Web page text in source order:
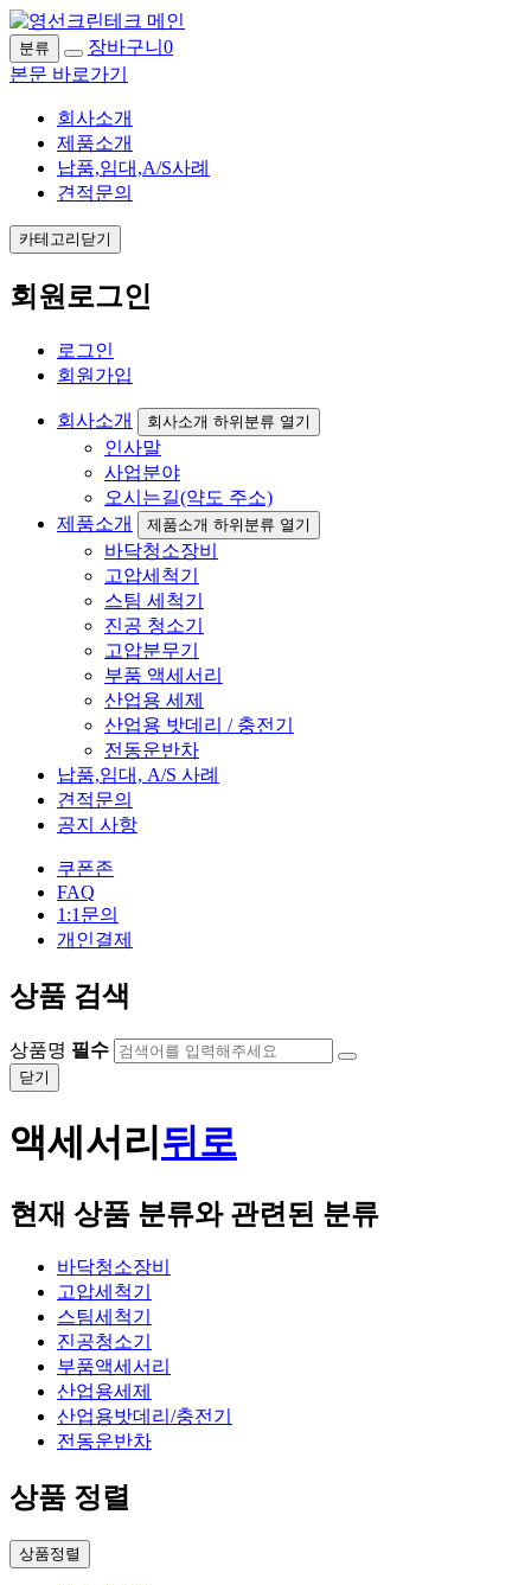
분류 장바구니 0
본문 바로가기
회사소개
제품소개
납품,임대,A/S사례
견적문의
카테고리닫기
회원로그인
로그인
회원가입
회사소개 회사소개 하위분류 열기
인사말
사업분야
오시는길(약도 주소)
제품소개
제품소개 하위분류 열기
바닥청소장비
고압세척기
스팀 세척기
진공 청소기
고압분무기
부품 액세서리
산업용 세제
산업용 밧데리 / 충전기
전동운반차
납품,임대, A/S 사례
견적문의
공지 사항
쿠폰존
FAQ
1:1문의
개인결제
상품 검색
상품명 필수
닫기
액세서리뒤로
현재 상품 분류와 관련된 분류
바닥청소장비
고압세척기
스팀세척기
진공청소기
부품액세서리
산업용세제
산업용밧데리/충전기
전동운반차
상품 정렬
상품정렬